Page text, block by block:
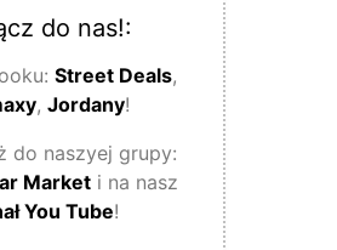
do nas!:
Street Deals,
, Jordany!
do naszyej grupy:
Marketi na nasz
You Tube!